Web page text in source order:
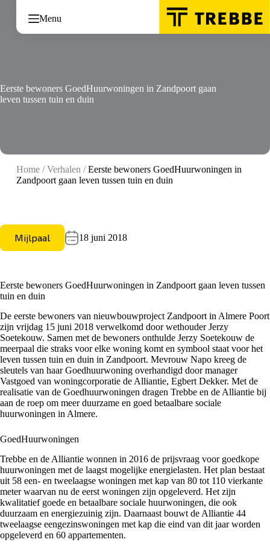
inhoud
Menu
Eerste bewoners GoedHuurwoningen in Zandpoort gaan
leven tussen tuin en duin
Home/Verhalen /Eerste bewoners GoedHuurwoningen in
Zandpoort gaan leven tussen tuin en duin
Mijlpaal 18 juni 2018
Eerste bewoners GoedHuurwoningen in Zandpoort gaan leven tussen
tuin en duin
De eerste bewoners van nieuwbouwproject Zandpoort in Almere Poort
zijn vrijdag 15 juni 2018 verwelkomd door wethouder Jerzy
Soetekouw. Samen met de bewoners onthulde Jerzy Soetekouw de
meerpaal die straks voor elke woning komt en symbool staat voor het
leven tussen tuin en duin in Zandpoort. Mevrouw Napo kreeg de
sleutels van haar Goedhuurwoning overhandigd door manager
Vastgoed van woningcorporatie de Alliantie, Egbert Dekker. Met de
realisatie van de Goedhuurwoningen dragen Trebbe en de Alliantie bij
aan de roep om meer duurzame en goed betaalbare sociale
huurwoningen in Almere.
GoedHuurwoningen
Trebbe en de Alliantie wonnen in 2016 de prijsvraag voor goedkope
huurwoningen met de laagst mogelijke energielasten. Het plan bestaat
uit 58 een- en tweelaagse woningen met kap van 80 tot 110 vierkante
meter waarvan nu de eerst woningen zijn opgeleverd. Het zijn
kwalitatief goede en betaalbare sociale huurwoningen, die ook
duurzaam en energiezuinig zijn. Daarnaast bouwt de Alliantie 44
tweelaagse eengezinswoningen met kap die eind van dit jaar worden
opgeleverd en 60 appartementen.